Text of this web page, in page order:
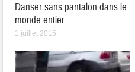
Danser sans pantalon dans le
monde entier
1 juillet 2015